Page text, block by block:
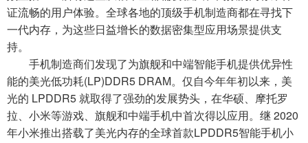
证流畅的用户体验。全球各地的顶级手机制造商都在寻找下
一代内存，为这些日益增长的数据密集型应用场景提供支
持。
手机制造商们发现了为旗舰和中端智能手机提供优异性
能的美光低功耗(LP)DDR5 DRAM。仅自今年年初以来，美
光的 LPDDR5 就取得了强劲的发展势头，在华硕、摩托罗
拉、小米等游戏、旗舰和中端手机中首次得以应用。继 2020
年小米推出搭载了美光内存的全球首款LPDDR5智能手机小